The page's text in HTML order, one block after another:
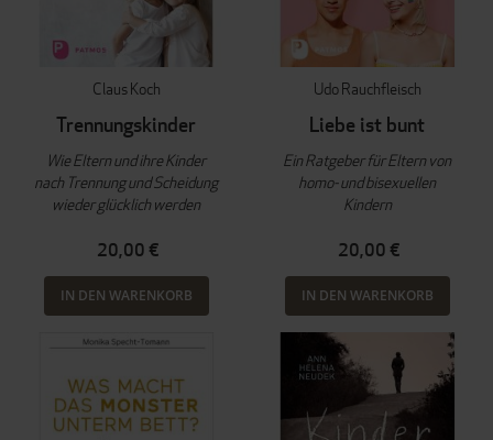
Claus Koch
Trennungskinder
Wie Eltern und ihre Kinder
nach Trennung und Scheidung
wieder glücklich werden
20,00 €
IN DEN WARENKORB
Udo Rauchfleisch
Liebe ist bunt
Ein Ratgeber für Eltern von
homo- und bisexuellen
Kindern
20,00 €
IN DEN WARENKORB